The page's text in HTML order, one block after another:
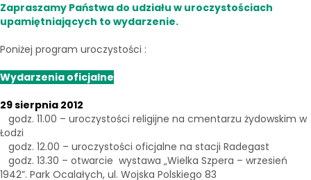
Zapraszamy Państwa do udziału w uroczystościach
upamiętniających to wydarzenie.
Poniżej program uroczystości :
Wydarzenia oficjalne
29 sierpnia 2012
godz. 11.00 – uroczystości religijne na cmentarzu żydowskim w
Łodzi
godz. 12.00 – uroczystości oficjalne na stacji Radegast
godz. 13.30 – otwarcie wystawa „Wielka Szpera – wrzesień
1942”. Park Ocalałych, ul. Wojska Polskiego 83